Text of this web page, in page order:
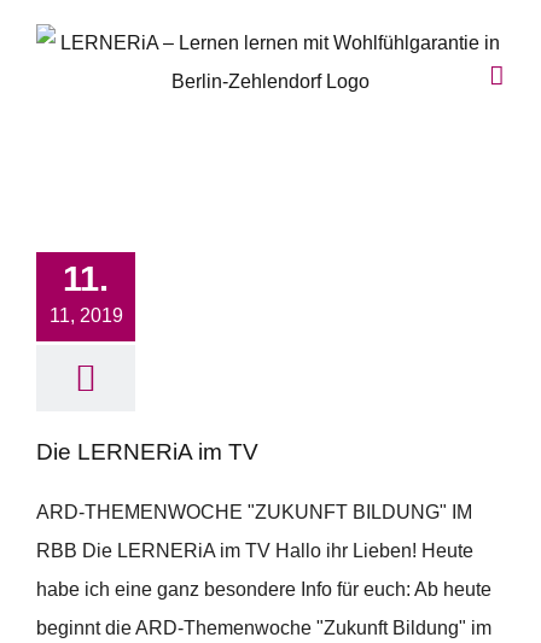
11.
11, 2019
Die LERNERiA im TV
ARD-THEMENWOCHE "ZUKUNFT BILDUNG" IM
RBB Die LERNERiA im TV Hallo ihr Lieben! Heute
habe ich eine ganz besondere Info für euch: Ab heute
beginnt die ARD-Themenwoche "Zukunft Bildung" im